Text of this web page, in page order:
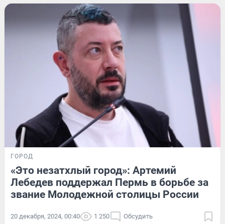
ГОРОД
«Это незатхлый город»: Артемий
Лебедев поддержал Пермь в борьбе за
звание Молодежной столицы России
20 декабря, 2024, 00:40 1 250 Обсудить